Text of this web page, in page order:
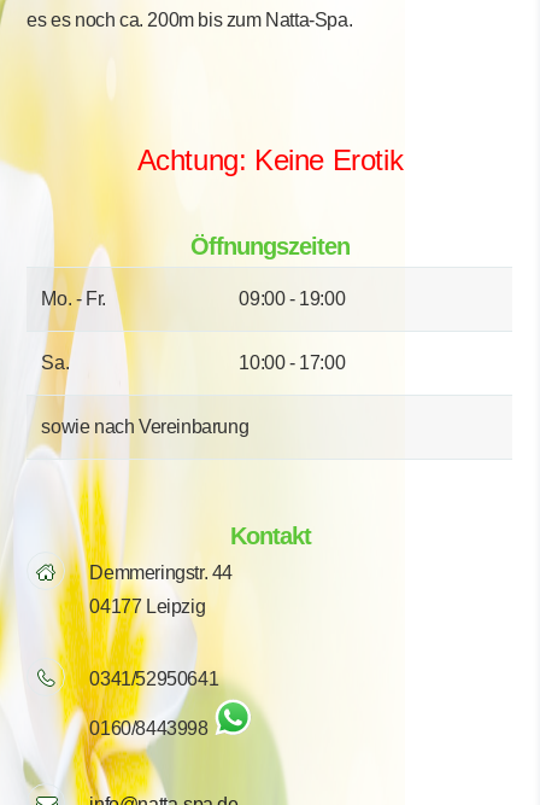
es es noch ca. 200m bis zum Natta-Spa.
Achtung: Keine Erotik
Öffnungszeiten
Mo. - Fr. 09:00 - 19:00
Sa. 10:00 - 17:00
sowie nach Vereinbarung
Kontakt
Demmeringstr. 44
04177 Leipzig
0341/52950641
0160/8443998